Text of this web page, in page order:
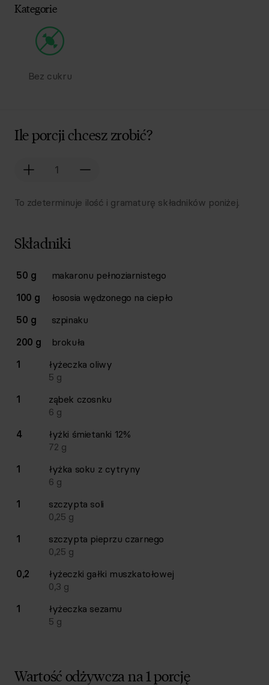
Kategorie
Bez cukru
Ile porcji chcesz zrobić?
To zdeterminuje ilość i gramaturę składników poniżej.
Składniki
Lista składników przepisu z ilościami i wagami
Ilość Składnik
50 g
makaronu pełnoziarnistego
100 g
łososia wędzonego na ciepło
50 g
szpinaku
200 g
brokuła
1
łyżeczka oliwy
5 g
1
ząbek czosnku
6 g
4
łyżki śmietanki 12%
72 g
1
łyżka soku z cytryny
6 g
1
szczypta soli
0,25 g
1
szczypta pieprzu czarnego
0,25 g
0,2
łyżeczki gałki muszkatołowej
0,3 g
1
łyżeczka sezamu
5 g
Wartość odżywcza na 1 porcję